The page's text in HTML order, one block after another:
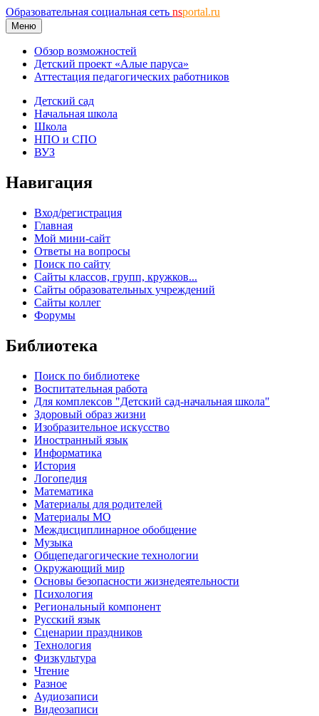
Образовательная социальная сеть nsportal.ru
Меню
Обзор возможностей
Детский проект «Алые паруса»
Аттестация педагогических работников
Детский сад
Начальная школа
Школа
НПО и СПО
ВУЗ
Навигация
Вход/регистрация
Главная
Мой мини-сайт
Ответы на вопросы
Поиск по сайту
Сайты классов, групп, кружков...
Сайты образовательных учреждений
Сайты коллег
Форумы
Библиотека
Поиск по библиотеке
Воспитательная работа
Для комплексов "Детский сад-начальная школа"
Здоровый образ жизни
Изобразительное искусство
Иностранный язык
Информатика
История
Логопедия
Математика
Материалы для родителей
Материалы МО
Междисциплинарное обобщение
Музыка
Общепедагогические технологии
Окружающий мир
Основы безопасности жизнедеятельности
Психология
Региональный компонент
Русский язык
Сценарии праздников
Технология
Физкультура
Чтение
Разное
Аудиозаписи
Видеозаписи